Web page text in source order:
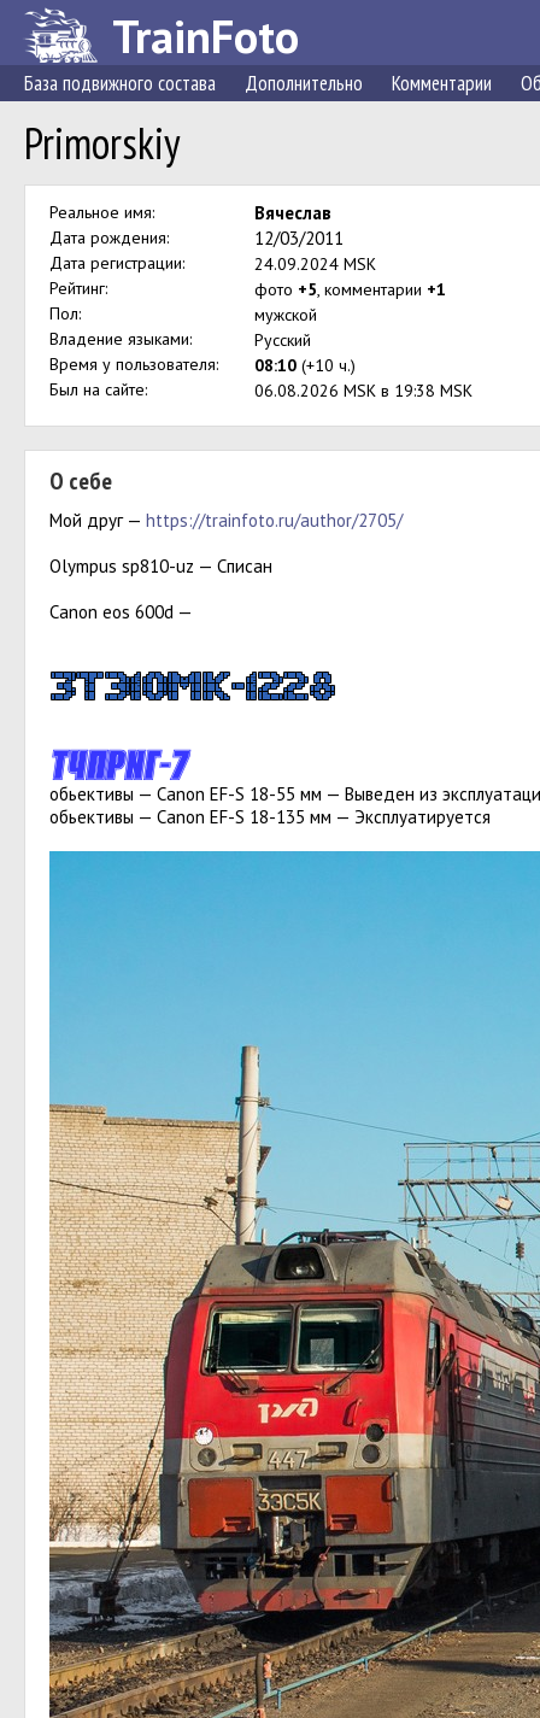
TrainFoto
База подвижного состава Дополнительно Комментарии
Primorskiy
Реальное имя: Вячеслав
Дата рождения: 12/03/2011
Дата регистрации:
24.09.2024 MSK
Рейтинг:
фото +5, комментарии +1
Пол:
мужской
Владение языками:
Русский
Время у пользователя:
08:10 (+10 ч.)
Был на сайте:
06.08.2026 MSK в 19:38 MSK
О себе
Мой друг — https://trainfoto.ru/author/2705/
Olympus sp810-uz — Списан
Canon eos 600d —
обьективы — Canon EF-S 18-55 мм — Выведен из
обьективы — Canon EF-S 18-135 мм — Эксплуатируется